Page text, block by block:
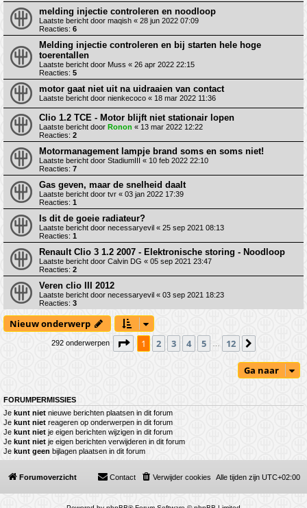
melding injectie controleren en noodloop
Laatste bericht door maqish « 28 jun 2022 07:09
Reacties: 6
Melding injectie controleren en bij starten hele hoge
toerentallen
Laatste bericht door Muss « 26 apr 2022 22:15
Reacties: 5
motor gaat niet uit na uidraaien van contact
Laatste bericht door nienkecoco « 18 mar 2022 11:36
Clio 1.2 TCE - Motor blijft niet stationair lopen
Laatste bericht door Ronon « 13 mar 2022 12:22
Reacties: 2
Motormanagement lampje brand soms en soms niet!
Laatste bericht door StadiumIII « 10 feb 2022 22:10
Reacties: 7
Gas geven, maar de snelheid daalt
Laatste bericht door tvr « 03 jan 2022 17:39
Reacties: 1
Is dit de goeie radiateur?
Laatste bericht door necessaryevil « 25 sep 2021 08:13
Reacties: 1
Renault Clio 3 1.2 2007 - Elektronische storing - Noodloop
Laatste bericht door Calvin DG « 05 sep 2021 23:47
Reacties: 2
Veren clio III 2012
Laatste bericht door necessaryevil « 03 sep 2021 18:23
Reacties: 3
Nieuw onderwerp
292 onderwerpen Pagina van12
1 2 3 4 5 12
Ga naar
FORUMPERMISSIES
Je kunt niet nieuwe berichten plaatsen in dit forum
Je kunt niet reageren op onderwerpen in dit forum
Je kunt niet je eigen berichten wijzigen in dit forum
Je kunt niet je eigen berichten verwijderen in dit forum
Je kunt geen bijlagen plaatsen in dit forum
Forumoverzicht Alle tijden zijn UTC+02:00
Verwijder cookies
Contact